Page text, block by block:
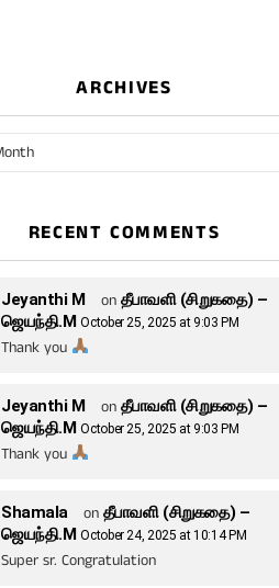
ARCHIVES
RECENT COMMENTS
Jeyanthi M on தீபாவளி (சிறுகதை) –
ஜெயந்தி.M October 25, 2025 at 9:03 PM
Thank you
Jeyanthi M on தீபாவளி (சிறுகதை) –
ஜெயந்தி.M October 25, 2025 at 9:03 PM
Thank you
Shamala onதீபாவளி (சிறுகதை) –
ஜெயந்தி.M October 24, 2025 at 10:14 PM
Super sr. Congratulation